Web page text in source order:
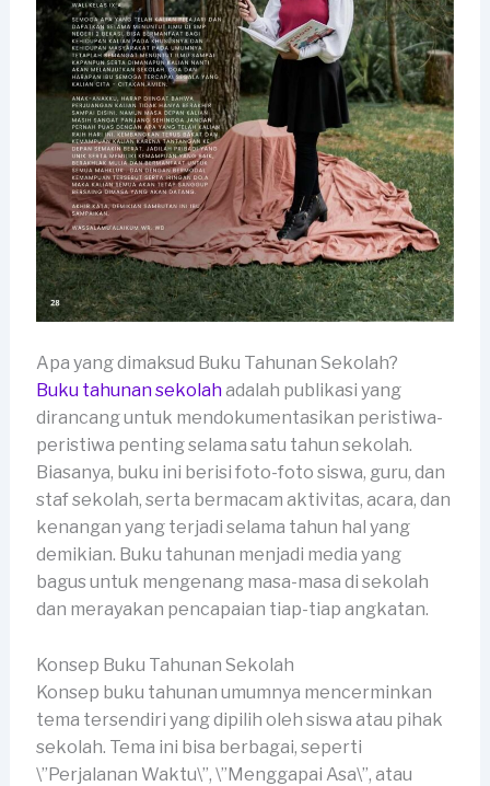
Apa yang dimaksud Buku Tahunan Sekolah?
Buku tahunan sekolahadalah publikasi yang
dirancang untuk mendokumentasikan peristiwa-
peristiwa penting selama satu tahun sekolah.
Biasanya, buku ini berisi foto-foto siswa, guru, dan
staf sekolah, serta bermacam aktivitas, acara, dan
kenangan yang terjadi selama tahun hal yang
demikian. Buku tahunan menjadi media yang
bagus untuk mengenang masa-masa di sekolah
dan merayakan pencapaian tiap-tiap angkatan.
Konsep Buku Tahunan Sekolah
Konsep buku tahunan umumnya mencerminkan
tema tersendiri yang dipilih oleh siswa atau pihak
sekolah. Tema ini bisa berbagai, seperti
\”Perjalanan Waktu\”, \”Menggapai Asa\”, atau